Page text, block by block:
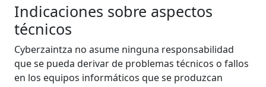
Indicaciones sobre aspectos
técnicos
Cyberzaintza no asume ninguna responsabilidad
que se pueda derivar de problemas técnicos o fallos
en los equipos informáticos que se produzcan